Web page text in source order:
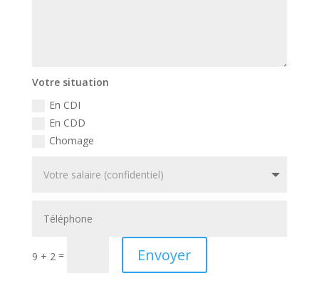
Votre situation
En CDI
En CDD
Chomage
9 + 2 = Envoyer